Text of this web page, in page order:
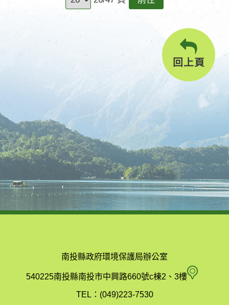
往
回上頁
南投縣政府環境保護局辦公室
540225南投縣南投市中興路660號c棟2、3樓 南
TEL：(049)223-7530